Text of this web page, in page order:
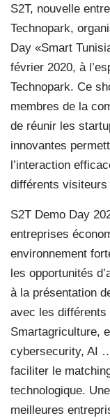
S2T, nouvelle
Technopark,
Day «Smart
février 2020, à
Technopark. Ce
membres de la
de réunir les
innovantes
l’interaction
différents
S2T Demo Day
entreprises
environnement
les opportunités
à la présentation
avec les différents
Smartagriculture,
cybersecurity, AI
faciliter le
technologique.
meilleures